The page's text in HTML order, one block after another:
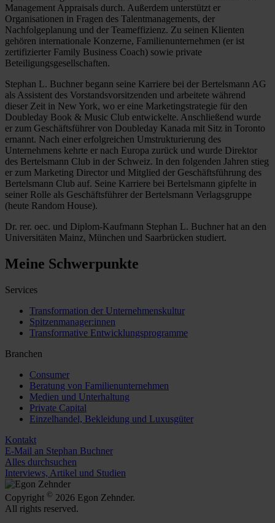
Management Appraisals durch. Außerdem unterstützt er
Organisationen in Fragen des Talentmanagements, der
Nachfolgeplanung und der Teameffizienz. Zu seinen Klienten
gehören internationale Konzerne, Familienunternehmen (er ist
zertifizierter Family Business Coach) sowie private
Beteiligungsgesellschaften.
Stephan L. Buchner begann seine Karriere bei der Bertelsmann AG
als Assistent des Vorstandsvorsitzenden und arbeitete während
dieser Zeit in New York, wo er eine Marketingstrategie für den
Doubleday Book & Music Club entwickelte. Anschließend wurde
er zum Geschäftsführer von Doubleday Kanada mit Sitz in Toronto
ernannt. Nach einer erfolgreichen Umstrukturierung des
Unternehmens kehrte er nach Europa zurück und wurde Direktor
des Bertelsmann Club in der Schweiz. In den folgenden Jahren stieg
er zum Marketing Director und Mitglied der Geschäftsführung des
Bertelsmann Club auf. Seine Karriere bei Bertelsmann gipfelte in
seiner Rolle als Geschäftsführer der Bertelsmann Verlagsgruppe
(heute Random House).
Dr. rer. oec. und Diplom-Kaufmann Stephan L. Buchner hat an den
Universitäten Mainz, München und Saarbrücken studiert.
Meine Schwerpunkte
Services
Transformation der Unternehmenskultur
Spitzenmanager:innen
Transformative Entwicklungsprogramme
Branchen
Consumer
Beratung von Familienunternehmen
Medien und Unterhaltung
Private Capital
Einzelhandel, Bekleidung und Luxusgüter
Kontakt
E-Mail an Stephan Buchner
Alles durchsuchen
Interviews, Artikel und Studien
Copyright © 2026 Egon Zehnder.
All rights reserved.